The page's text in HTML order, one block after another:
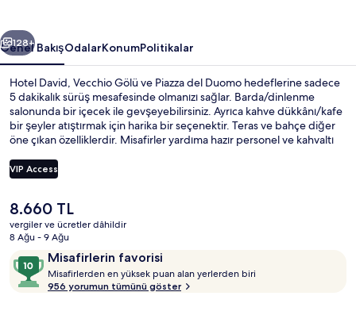
Sonraki
128+
Genel BakışOdalarKonumPolitikalar
Hotel David, Vecchio Gölü ve Piazza del Duomo hedeflerine sadece
5 dakikalık sürüş mesafesinde olmanızı sağlar. Barda/dinlenme
salonunda bir içecek ile gevşeyebilirsiniz. Ayrıca kahve dükkânı/kafe
bir şeyler atıştırmak için harika bir seçenektir. Teras ve bahçe diğer
öne çıkan özelliklerdir. Misafirler yardıma hazır personel ve kahvaltı
VIP Access
Şu
anki
fiyat
8.660 TL
vergiler ve ücretler dâhildir
8 Ağu - 9 Ağu
YorumlarMisafirlerin favorisi
10
üzerinden
10,
Misafirlerden en yüksek puan alan yerlerden biri
956 yorumun tümünü göster